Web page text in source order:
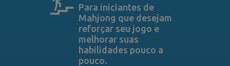
Para iniciantes de
Mahjong que desejam
reforçar seu jogo e
melhorar suas
habilidades pouco a
pouco.